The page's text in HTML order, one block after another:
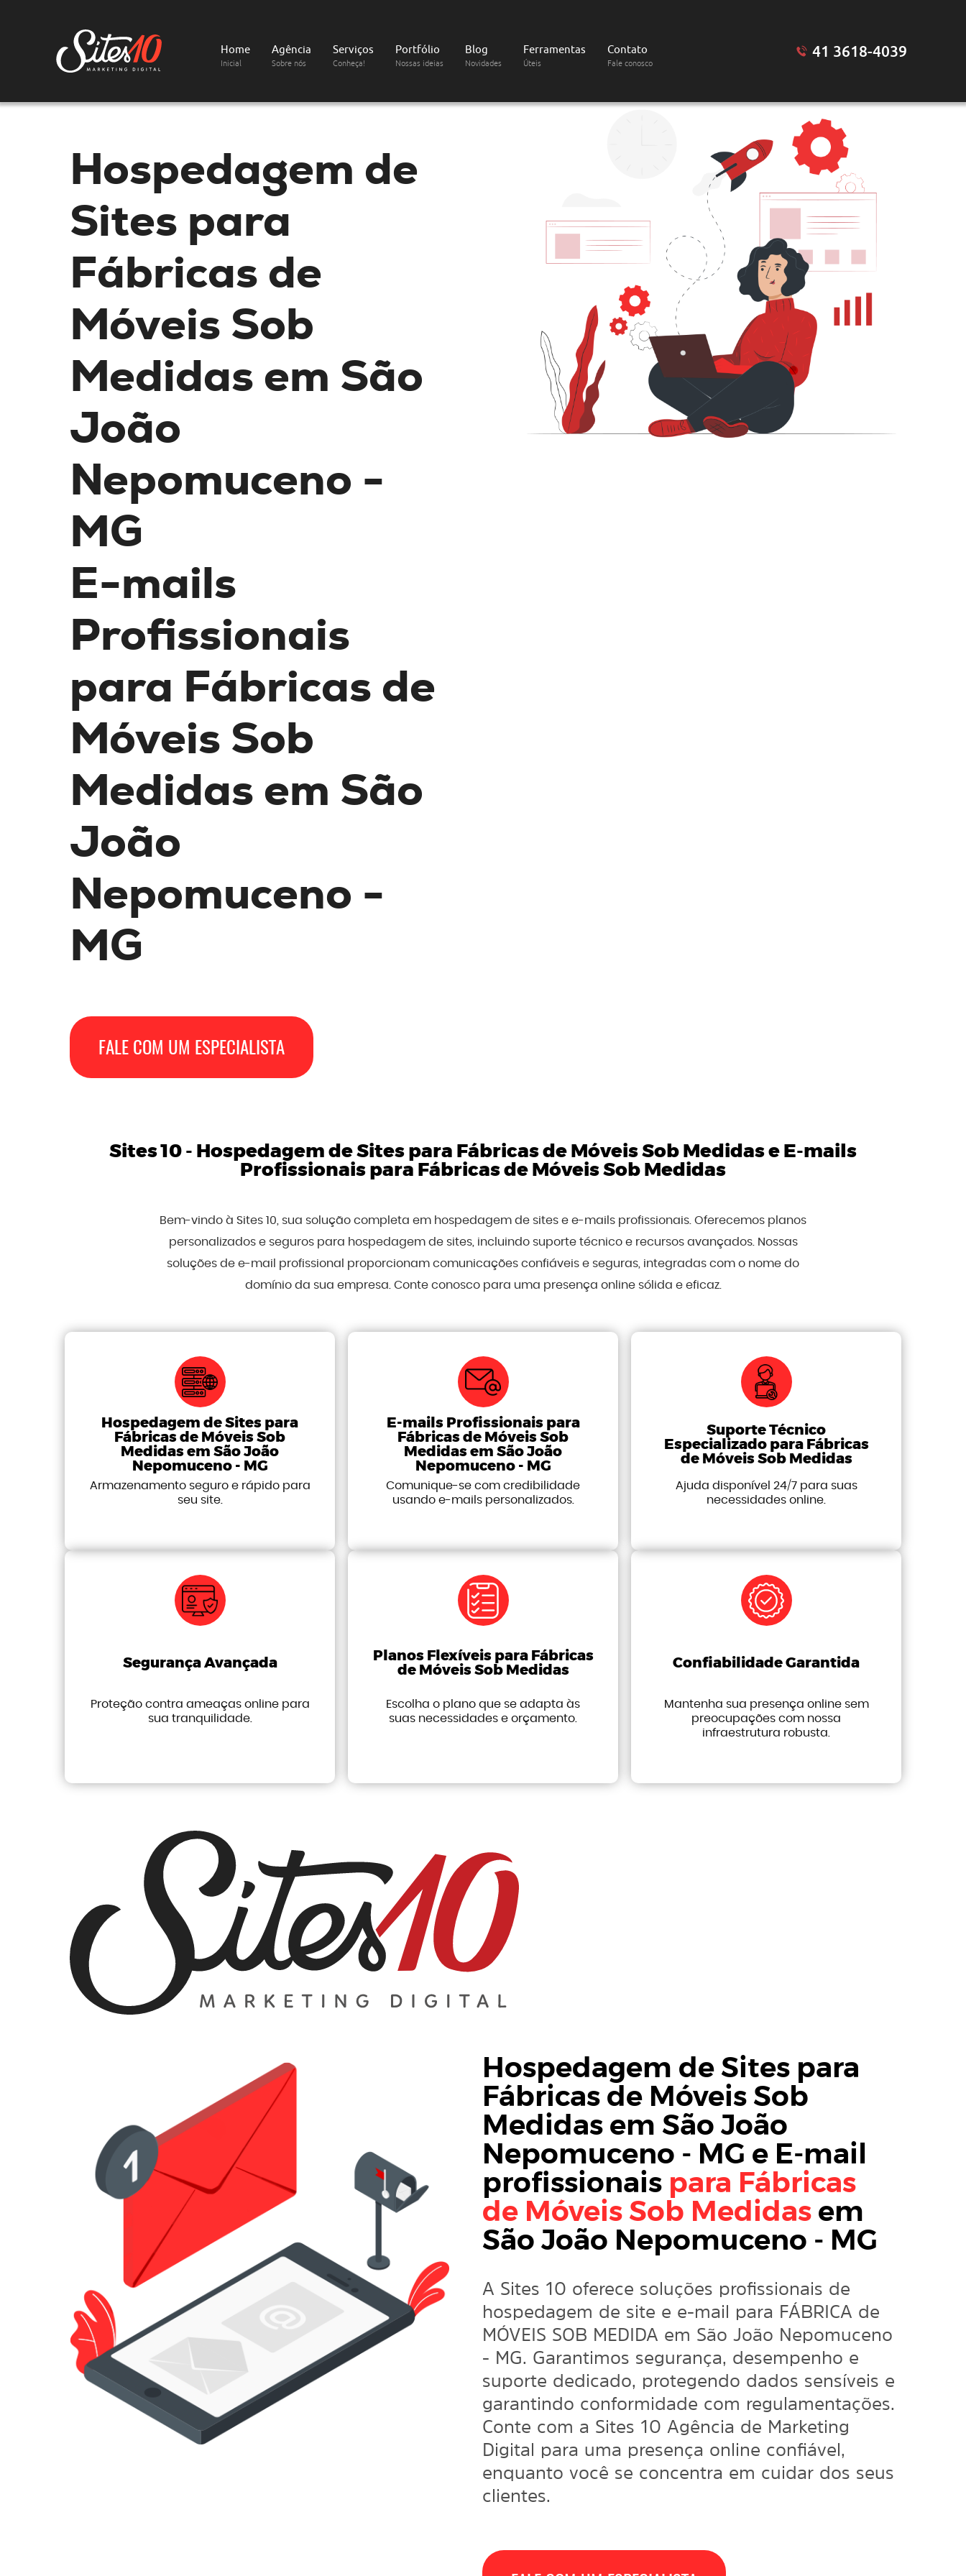
Home
Inicial
Agência
Sobre nós
Serviços
Conheça!
Portfólio
Nossas ideias
Blog
Novidades
Ferramentas
Úteis
Contato
Fale conosco
41 3618-4039
Hospedagem de
Sites para
Fábricas de
Móveis Sob
Medidas em São
João
Nepomuceno -
MG
E-mails
Profissionais
para Fábricas de
Móveis Sob
Medidas em São
João
Nepomuceno -
MG
FALE COM UM ESPECIALISTA
Sites 10 - Hospedagem de Sites para Fábricas de Móveis Sob Medidase E-mails
Profissionais para Fábricas de Móveis Sob Medidas
Bem-vindo à Sites 10, sua solução completa em hospedagem de sites e e-mails profissionais. Oferecemos planos
personalizados e seguros para hospedagem de sites, incluindo suporte técnico e recursos avançados. Nossas
soluções de e-mail profissional proporcionam comunicações confiáveis e seguras, integradas com o nome do
domínio da sua empresa. Conte conosco para uma presença online sólida e eficaz.
Hospedagem de Sites para
Fábricas de Móveis Sob
Medidas em São João
Nepomuceno - MG
Armazenamento seguro e rápido para
seu site.
E-mails Profissionais para
Fábricas de Móveis Sob
Medidas em São João
Nepomuceno - MG
Comunique-se com credibilidade
usando e-mails personalizados.
Suporte Técnico
Especializado para Fábricas
de Móveis Sob Medidas
Ajuda disponível 24/7 para suas
necessidades online.
Segurança Avançada
Proteção contra ameaças online para
sua tranquilidade.
Planos Flexíveis para Fábricas
de Móveis Sob Medidas
Escolha o plano que se adapta às
suas necessidades e orçamento.
Confiabilidade Garantida
Mantenha sua presença online sem
preocupações com nossa
infraestrutura robusta.
Hospedagem de Sites para
Fábricas de Móveis Sob
Medidas em São João
Nepomuceno - MG e E-mail
profissionais para Fábricas
de Móveis Sob Medidas em
São João Nepomuceno - MG
A Sites 10 oferece soluções profissionais de
hospedagem de site e e-mail para FÁBRICA de
MÓVEIS SOB MEDIDA em São João Nepomuceno
- MG. Garantimos segurança, desempenho e
suporte dedicado, protegendo dados sensíveis e
garantindo conformidade com regulamentações.
Conte com a Sites 10 Agência de Marketing
Digital para uma presença online confiável,
enquanto você se concentra em cuidar dos seus
clientes.